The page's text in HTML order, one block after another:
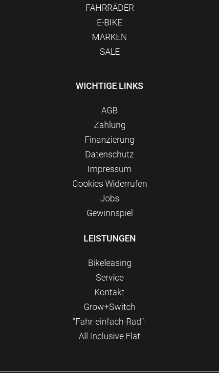
FAHRRÄDER
E-BIKE
MARKEN
SALE
WICHTIGE LINKS
AGB
Zahlung
Finanzierung
Datenschutz
Impressum
Сookies Widerrufen
Jobs
Gewinnspiel
LEISTUNGEN
Bikeleasing
Service
Kontakt
Grow+Switch
"Fahr-einfach-Rad“-
All Inclusive Flat